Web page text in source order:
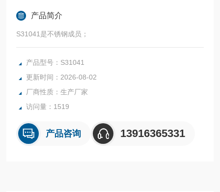
产品简介
S31041是不锈钢成员；
产品型号：S31041
更新时间：2026-08-02
厂商性质：生产厂家
访问量：1519
产品咨询 13916365331